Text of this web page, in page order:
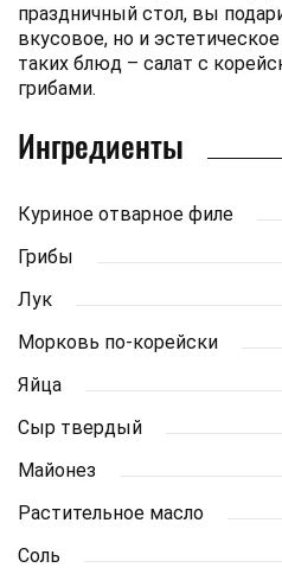
праздничный стол, вы
вкусовое, но и
таких блюд – салат с
грибами.
Ингредиенты
Куриное отварное филе
Грибы
Лук
Морковь по-корейски
Яйца
Сыр твердый
Майонез
Растительное масло
Соль